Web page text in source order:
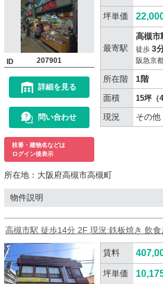
ID 207901
詳細を見る
問い合わせ
枝番・建物名などは
ログイン後表示
坪単価
最寄駅
高槻市
徒歩 3
阪急京
所在階
1階
面積
15坪（
現況 その他
所在地： 大阪府高槻市高槻町
物件説明
高槻市駅 徒歩14分 2F 現況:鉄板焼き 飲食
賃料
坪単価